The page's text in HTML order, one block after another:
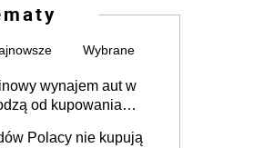
Wybrane
wynajem aut w
od kupowania
Polacy nie kupują